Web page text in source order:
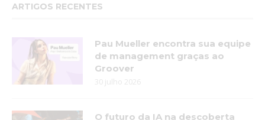
ARTIGOS RECENTES
Pau Mueller encontra sua equipe
de management graças ao
Groover
30 julho 2026
O futuro da IA na descoberta